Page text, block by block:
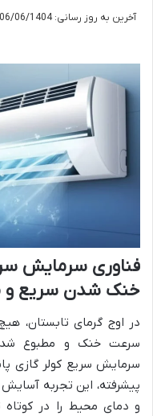
آخرین به روز رسانی: 06/06/1404
فناوری سرمایش
خنک شدن سریع و
در اوج گرمای تابستان،
سرعت خنک و مطبوع
سرمایش سریع کولر گازی
پیشرفته، این تجربه آسایش
و دمای محیط را در